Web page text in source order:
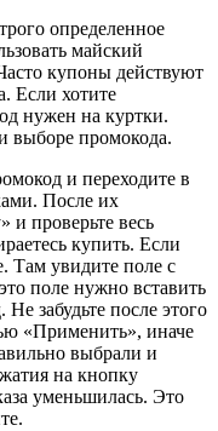
определенное
майский
купоны действуют
Если хотите
нужен на куртки.
выборе промокода.
и переходите в
После их
и проверьте весь
купить. Если
Там увидите поле с
поле нужно вставить
забудьте после этого
«Применить», иначе
выбрали и
на кнопку
уменьшилась. Это